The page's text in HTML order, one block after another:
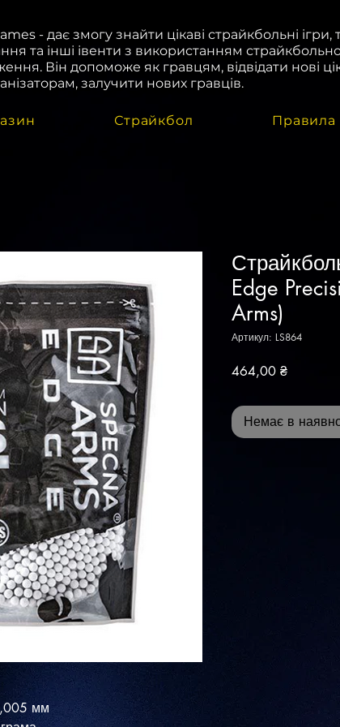
- дає змогу знайти цікаві страйкбольні ігри,
та інші івенти з використанням
Він допоможе як гравцям, відвідати нові
залучити нових гравців.
Страйкбол Правила
мм
Edge
Arms)
Артикул: LS864
464,00 ₴Ціна
Немає в